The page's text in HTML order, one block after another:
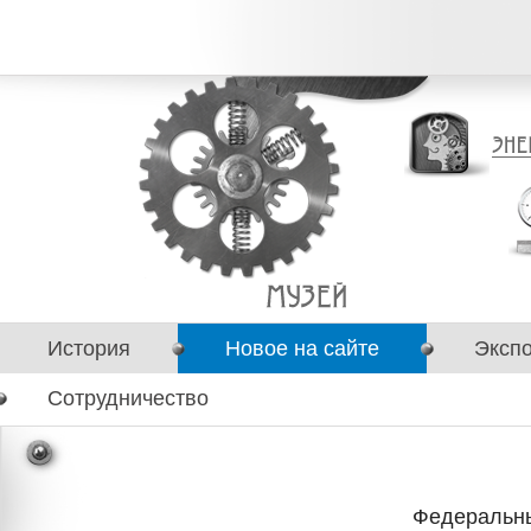
История Новое на сайте
Сотрудничество